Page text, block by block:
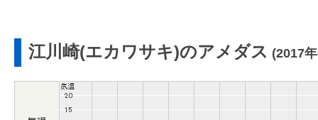
江川崎(エカワサキ)のアメダス (2017